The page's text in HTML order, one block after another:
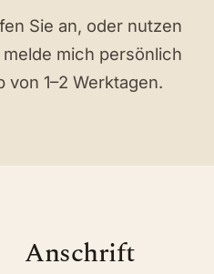
Sie an, oder nutzen
mich persönlich
1–2 Werktagen.
Anschrift